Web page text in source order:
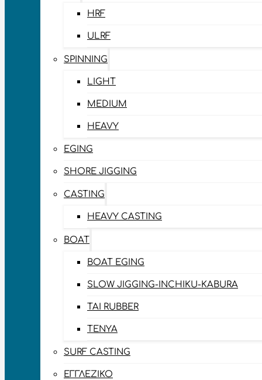
HRF
ULRF
SPINNING
LIGHT
MEDIUM
HEAVY
EGING
SHORE JIGGING
CASTING
HEAVY CASTING
BOAT
BOAT EGING
SLOW JIGGING-INCHIKU-KABURA
TAI RUBBER
TENYA
SURF CASTING
ΕΓΓΛΈΖΙΚΟ